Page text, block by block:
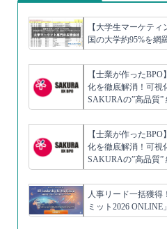
【大学生マーケテ
国の大学約95%を網
【士業が作った
化を徹底解消！可視
SAKURAの”高品質”
【士業が作った
化を徹底解消！可視
SAKURAの”高品質”
人事リード一括獲
ミット2026 ONLINE」